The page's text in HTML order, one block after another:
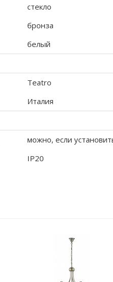
стекло
бронза
белый
Teatro
Италия
можно, если
IP20